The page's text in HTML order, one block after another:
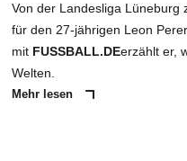
Von der Landesliga Lüneburg
für den 27-jährigen Leon
mit FUSSBALL.DEerzählt er,
Welten.
Mehr lesen